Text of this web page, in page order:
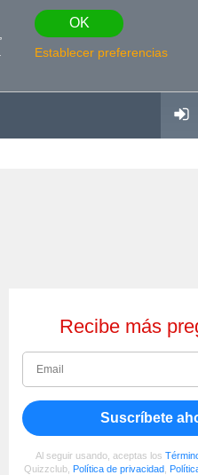
OK
Establecer preferencias
Recibe más
Suscríbete
Al seguir usando, aceptas los
Quizzclub, Política de privacidad,